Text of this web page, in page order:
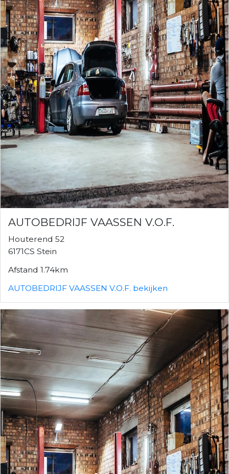
AUTOBEDRIJF VAASSEN V.O.F.
Houterend 52
6171CS Stein
Afstand 1.74km
AUTOBEDRIJF VAASSEN V.O.F. bekijken